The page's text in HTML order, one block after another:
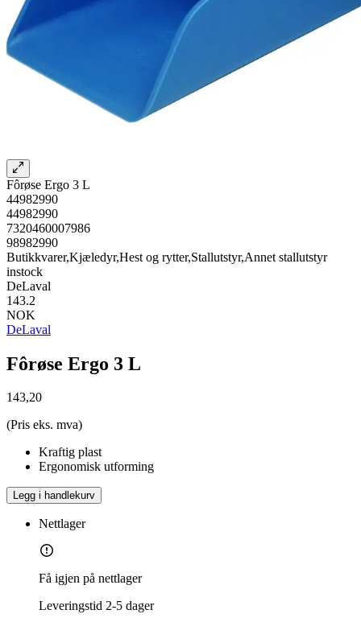
Fôrøse Ergo 3 L
44982990
44982990
7320460007986
98982990
Butikkvarer,Kjæledyr,Hest og rytter,Stallutstyr,Annet stallutstyr
instock
DeLaval
143.2
NOK
DeLaval
Fôrøse Ergo 3 L
143,20
(Pris eks. mva)
Kraftig plast
Ergonomisk utforming
Legg i handlekurv
Nettlager
Få igjen på nettlager
Leveringstid 2-5 dager